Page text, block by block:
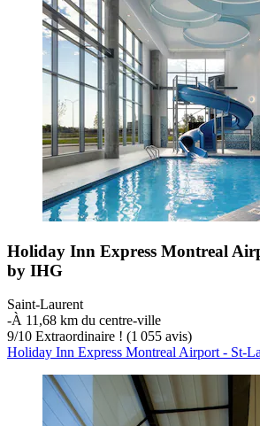
Holiday Inn Express Montreal
by IHG
Saint-Laurent
‐À 11,68 km du centre-ville
9/10 Extraordinaire ! (1 055 avis)
Holiday Inn Express Montreal Airport - St-